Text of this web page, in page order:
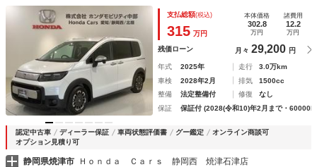
４２ＺＦＮＩ ＴＶ Ｒカメラ ＢＴオ－ディオ ＥＴＣ Ｌ
ＥＤライト 両側電動ドア ＶＳＡ シ－トヒ－タ－ クルコ
ン アルミＡＡＣ
支払総額(税込)
315 万円
本体価格
302.8
万円
諸費用
12.2
万円
残価ローン 月々 29,200 円
年式 2025年 走行
3.0万km
車検
2028年2月 排気
1500cc
整備
法定整備付 修復
なし
保証
保証付 (2028(令和10)年2月まで・
認定中古車 ディーラー保証 車両状態評価書 グー鑑定
オンライン商談可
オプション見積り可
静岡県焼津市 Ｈｏｎｄａ Ｃａｒｓ 静岡西 焼津石津店